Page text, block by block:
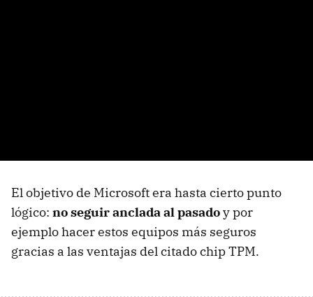
El objetivo de Microsoft era hasta cierto punto
lógico: no seguir anclada al pasadoy por
ejemplo hacer estos equipos más seguros
gracias a las ventajas del citado chip TPM.